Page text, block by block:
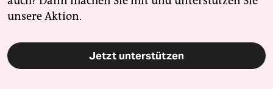
unsere Aktion.
Jetzt unterstützen